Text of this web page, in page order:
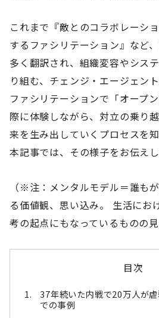
これまで『敵とのコラボレーシ
するファシリテーション』など
多く翻訳され、組織変容やシス
り組む、チェンジ・エージェン
ファシリテーションで「オープ
際に体験しながら、対立の乗り
来を生み出していくプロセスを
本記事では、その様子をお伝えし
（※注：メンタルモデル＝誰も
る価値観、思い込み。 生活にお
考の起点にもなっているものの見
目次
37年続いた内戦で20万人が
での事例